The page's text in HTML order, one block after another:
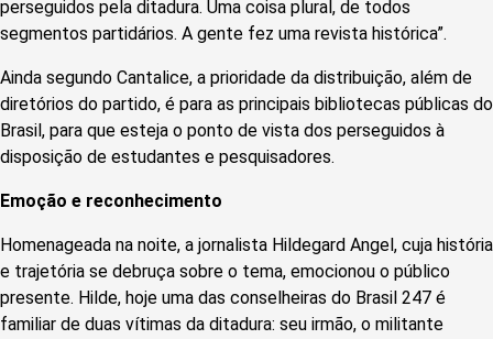
perseguidos pela ditadura. Uma coisa plural, de todos
segmentos partidários. A gente fez uma revista histórica”.
Ainda segundo Cantalice, a prioridade da distribuição, além de
diretórios do partido, é para as principais bibliotecas públicas do
Brasil, para que esteja o ponto de vista dos perseguidos à
disposição de estudantes e pesquisadores.
Emoção e reconhecimento
Homenageada na noite, a jornalista Hildegard Angel, cuja história
e trajetória se debruça sobre o tema, emocionou o público
presente. Hilde, hoje uma das conselheiras do Brasil 247 é
familiar de duas vítimas da ditadura: seu irmão, o militante